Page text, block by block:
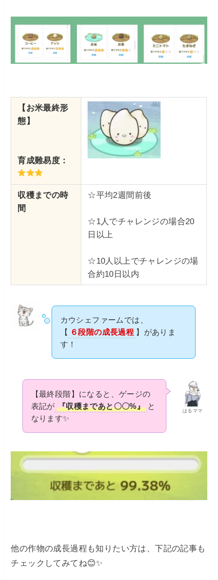
【お米最終形
態】
育成難易度：
収穫までの時
間
☆平均2週間前後
☆1人でチャレンジの場合20
日以上
☆10人以上でチャレンジの場
合約10日以内
カウシェファームでは、
【 ６段階の成長過程 】がありま
す！
はるママ
【最終段階】になると、ゲージの
表記が 『収穫まであと〇〇%』 と
なります✨
他の作物の成長過程も知りたい方は、下記の記事も
チェックしてみてね😊✨